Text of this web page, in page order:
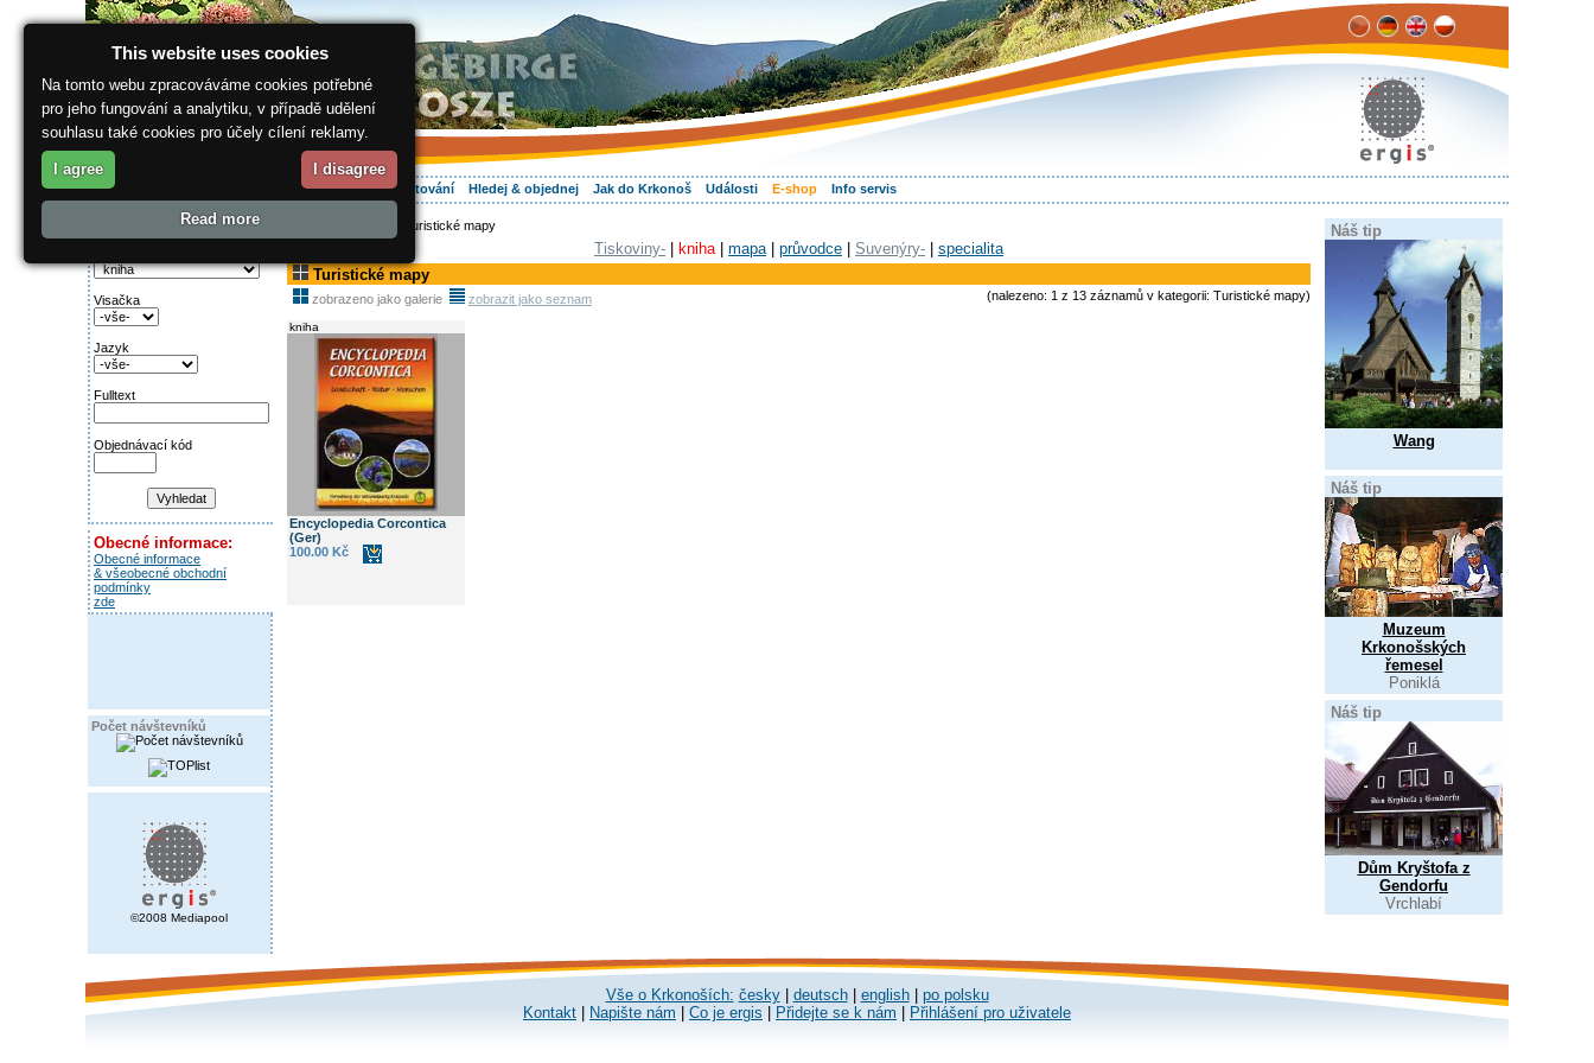
O regionu Vaše dovolená Ubytování Hledej & objednej Jak do Krkonoš Události E-shop Info servis
Najděte si:
Visačka
Jazyk
Fulltext
Objednávací kód
Obecné informace:
Obecné informace
& všeobecné obchodní
podmínky
zde
Počet návštevníků
©2008 Mediapool
> Turistické mapy
Tiskoviny- | kniha | mapa | průvodce | Suvenýry- | specialita
Turistické mapy
zobrazeno jako galerie zobrazit jako seznam (nalezeno: 1 z 13 záznamů v kategorii: Turistické mapy)
kniha
Encyclopedia Corcontica
(Ger)
100.00 Kč
Náš tip
Wang
Náš tip
Muzeum
Krkonošských
řemesel
Poniklá
Náš tip
Dům Kryštofa z
Gendorfu
Vrchlabí
Vše o Krkonoších: česky| deutsch| english| po polsku
Kontakt
Napište nám Co je ergis Přidejte se k nám Přihlášení pro uživatele
This website uses cookies
Na tomto webu zpracováváme cookies potřebné
pro jeho fungování a analytiku, v případě udělení
souhlasu také cookies pro účely cílení reklamy.
I agree I disagree
Read more